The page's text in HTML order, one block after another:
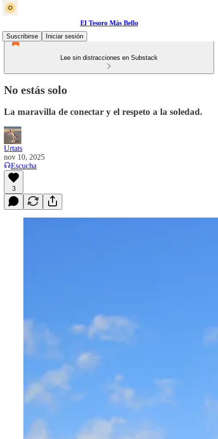
El Tesoro Más Bello
Suscribirse
Iniciar sesión
Lee sin distracciones en Substack
No estás solo
La maravilla de conectar y el respeto a la soledad.
Urtats
nov 10, 2025
Escucha
3